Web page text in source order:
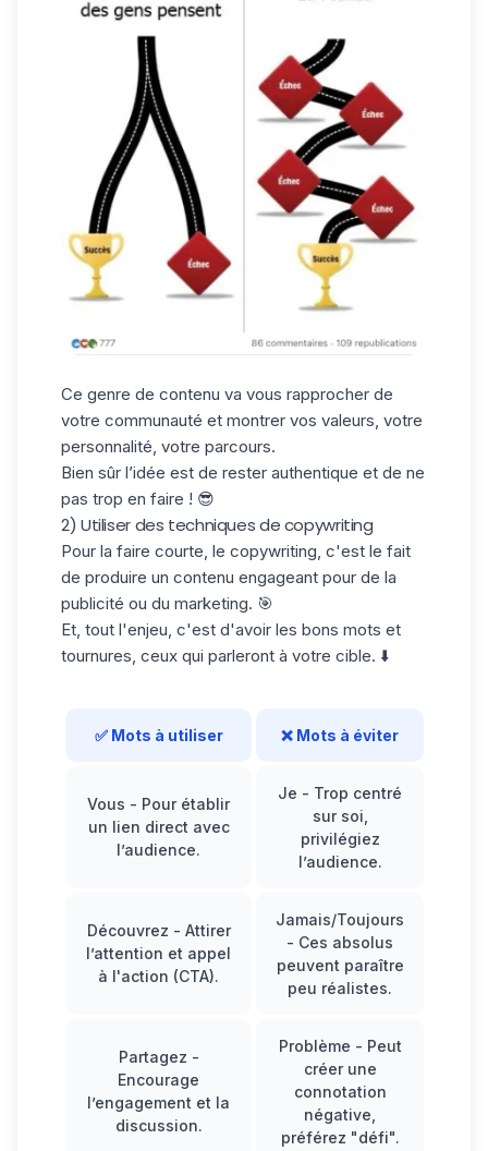
Ce genre de contenu va vous rapprocher de
votre communauté et montrer vos valeurs, votre
personnalité, votre parcours.
Bien sûr l’idée est de rester authentique et de ne
pas trop en faire ! 😎
2) Utiliser des techniques de copywriting
Pour la faire courte, le copywriting, c'est le fait
de produire un contenu engageant pour de la
publicité ou du marketing. 🎯
Et, tout l'enjeu, c'est d'avoir les bons mots et
tournures, ceux qui parleront à votre cible. ⬇️
✅ Mots à utiliser ❌ Mots à éviter
Vous - Pour établir
un lien direct avec
l’audience.
Je - Trop centré
sur soi,
privilégiez
l’audience.
Découvrez - Attirer
l’attention et appel
à l'action (CTA).
Jamais/Toujours
- Ces absolus
peuvent paraître
peu réalistes.
Partagez -
Encourage
l’engagement et la
discussion.
Problème - Peut
créer une
connotation
négative,
préférez "défi".